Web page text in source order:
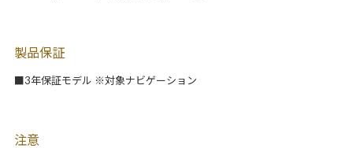
製品保証
■3年保証モデル ※対象ナビゲーション
注意